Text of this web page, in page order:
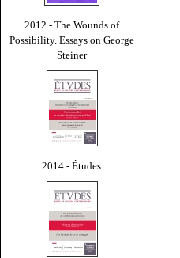
2012 - The Wounds of
Possibility. Essays on George
Steiner
2014 - Études